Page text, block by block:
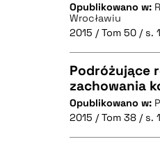
BIBTEX
Opublikowano w:
Wrocławiu
2015 / Tom 50 / s.
Podróżujące
zachowania
Opublikowano w:
2015 / Tom 38 / s.